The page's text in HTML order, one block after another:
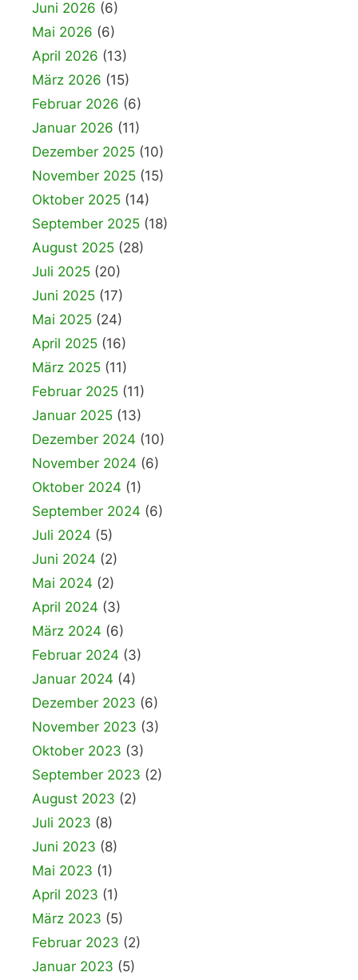
Juni 2026 (6)
Mai 2026 (6)
April 2026 (13)
März 2026 (15)
Februar 2026 (6)
Januar 2026 (11)
Dezember 2025 (10)
November 2025 (15)
Oktober 2025 (14)
September 2025 (18)
August 2025 (28)
Juli 2025 (20)
Juni 2025 (17)
Mai 2025 (24)
April 2025 (16)
März 2025 (11)
Februar 2025 (11)
Januar 2025 (13)
Dezember 2024 (10)
November 2024 (6)
Oktober 2024 (1)
September 2024 (6)
Juli 2024 (5)
Juni 2024 (2)
Mai 2024 (2)
April 2024 (3)
März 2024 (6)
Februar 2024 (3)
Januar 2024 (4)
Dezember 2023 (6)
November 2023 (3)
Oktober 2023 (3)
September 2023 (2)
August 2023 (2)
Juli 2023 (8)
Juni 2023 (8)
Mai 2023 (1)
April 2023 (1)
März 2023 (5)
Februar 2023 (2)
Januar 2023 (5)